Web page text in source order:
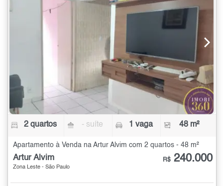
2 quartos - suíte 1 vaga 48 m²
Apartamento à Venda na Artur Alvim com 2 quartos - 48 m²
Artur Alvim
Zona Leste - São Paulo
R$ 240.000